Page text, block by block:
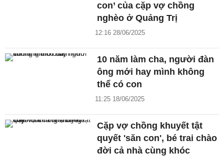
con’ của cặp vợ chồng
nghèo ở Quảng Trị
12:16 28/06/2025
10 năm làm cha, người đàn
ông mới hay mình không
thể có con
11:25 18/06/2025
Cặp vợ chồng khuyết tật
quyết 'săn con', bé trai chào
đời cả nhà cùng khóc